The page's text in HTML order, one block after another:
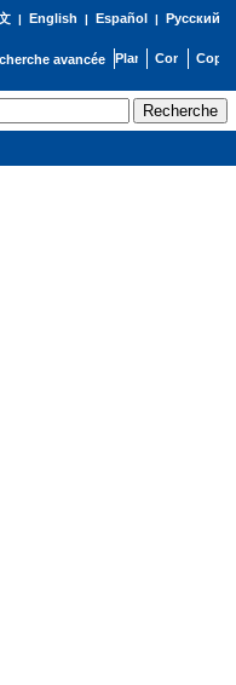
| English | Español | Русский
avancée